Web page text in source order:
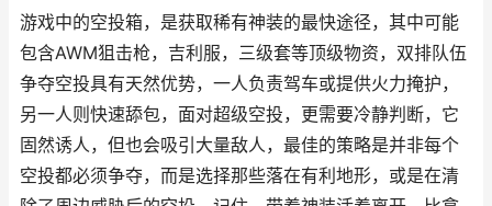
游戏中的空投箱，是获取稀有神装的最快途径，其中可能
包含AWM狙击枪，吉利服，三级套等顶级物资，双排队伍
争夺空投具有天然优势，一人负责驾车或提供火力掩护，
另一人则快速舔包，面对超级空投，更需要冷静判断，它
固然诱人，但也会吸引大量敌人，最佳的策略是并非每个
空投都必须争夺，而是选择那些落在有利地形，或是在清